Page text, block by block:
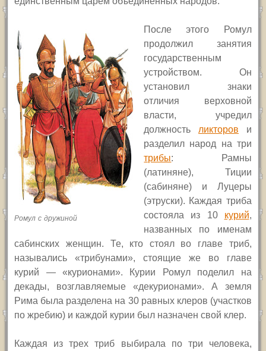
Ромул с дружиной
После этого Ромул
продолжил занятия
государственным
устройством. Он
установил знаки
отличия верховной
власти, учредил
должность ликторов и
разделил народ на три
трибы: Рамны
(латиняне), Тиции
(сабиняне) и Луцеры
(этруски). Каждая триба
состояла из 10 курий,
названных по именам
сабинских женщин. Те, кто стоял во главе триб,
назывались «трибунами», стоящие же во главе
курий — «курионами». Курии Ромул поделил на
декады, возглавляемые «декурионами». А земля
Рима была разделена на 30 равных клеров (участков
по жребию) и каждой курии был назначен свой клер.
Каждая из трех триб выбирала по три человека,